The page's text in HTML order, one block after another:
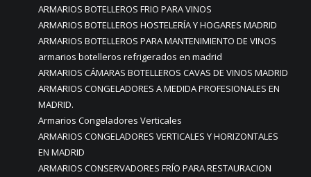
ARMARIOS BOTELLEROS FRIO PARA VINOS
ARMARIOS BOTELLEROS HOSTELERÍA Y HOGARES MADRID
ARMARIOS BOTELLEROS PARA MANTENIMIENTO DE VINOS
armarios botelleros refrigerados en madrid
ARMARIOS CÁMARAS BOTELLEROS CAVAS DE VINOS MADRID
ARMARIOS CONGELADORES A MEDIDA PROFESIONALES EN
MADRID.
Armarios Congeladores Verticales
ARMARIOS CONGELADORES VERTICALES Y HORIZONTALES
EN MADRID
ARMARIOS CONSERVADORES FRÍO PARA RESTAURACION